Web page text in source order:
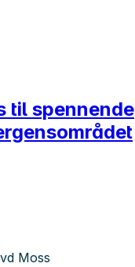
til spennende
Moss